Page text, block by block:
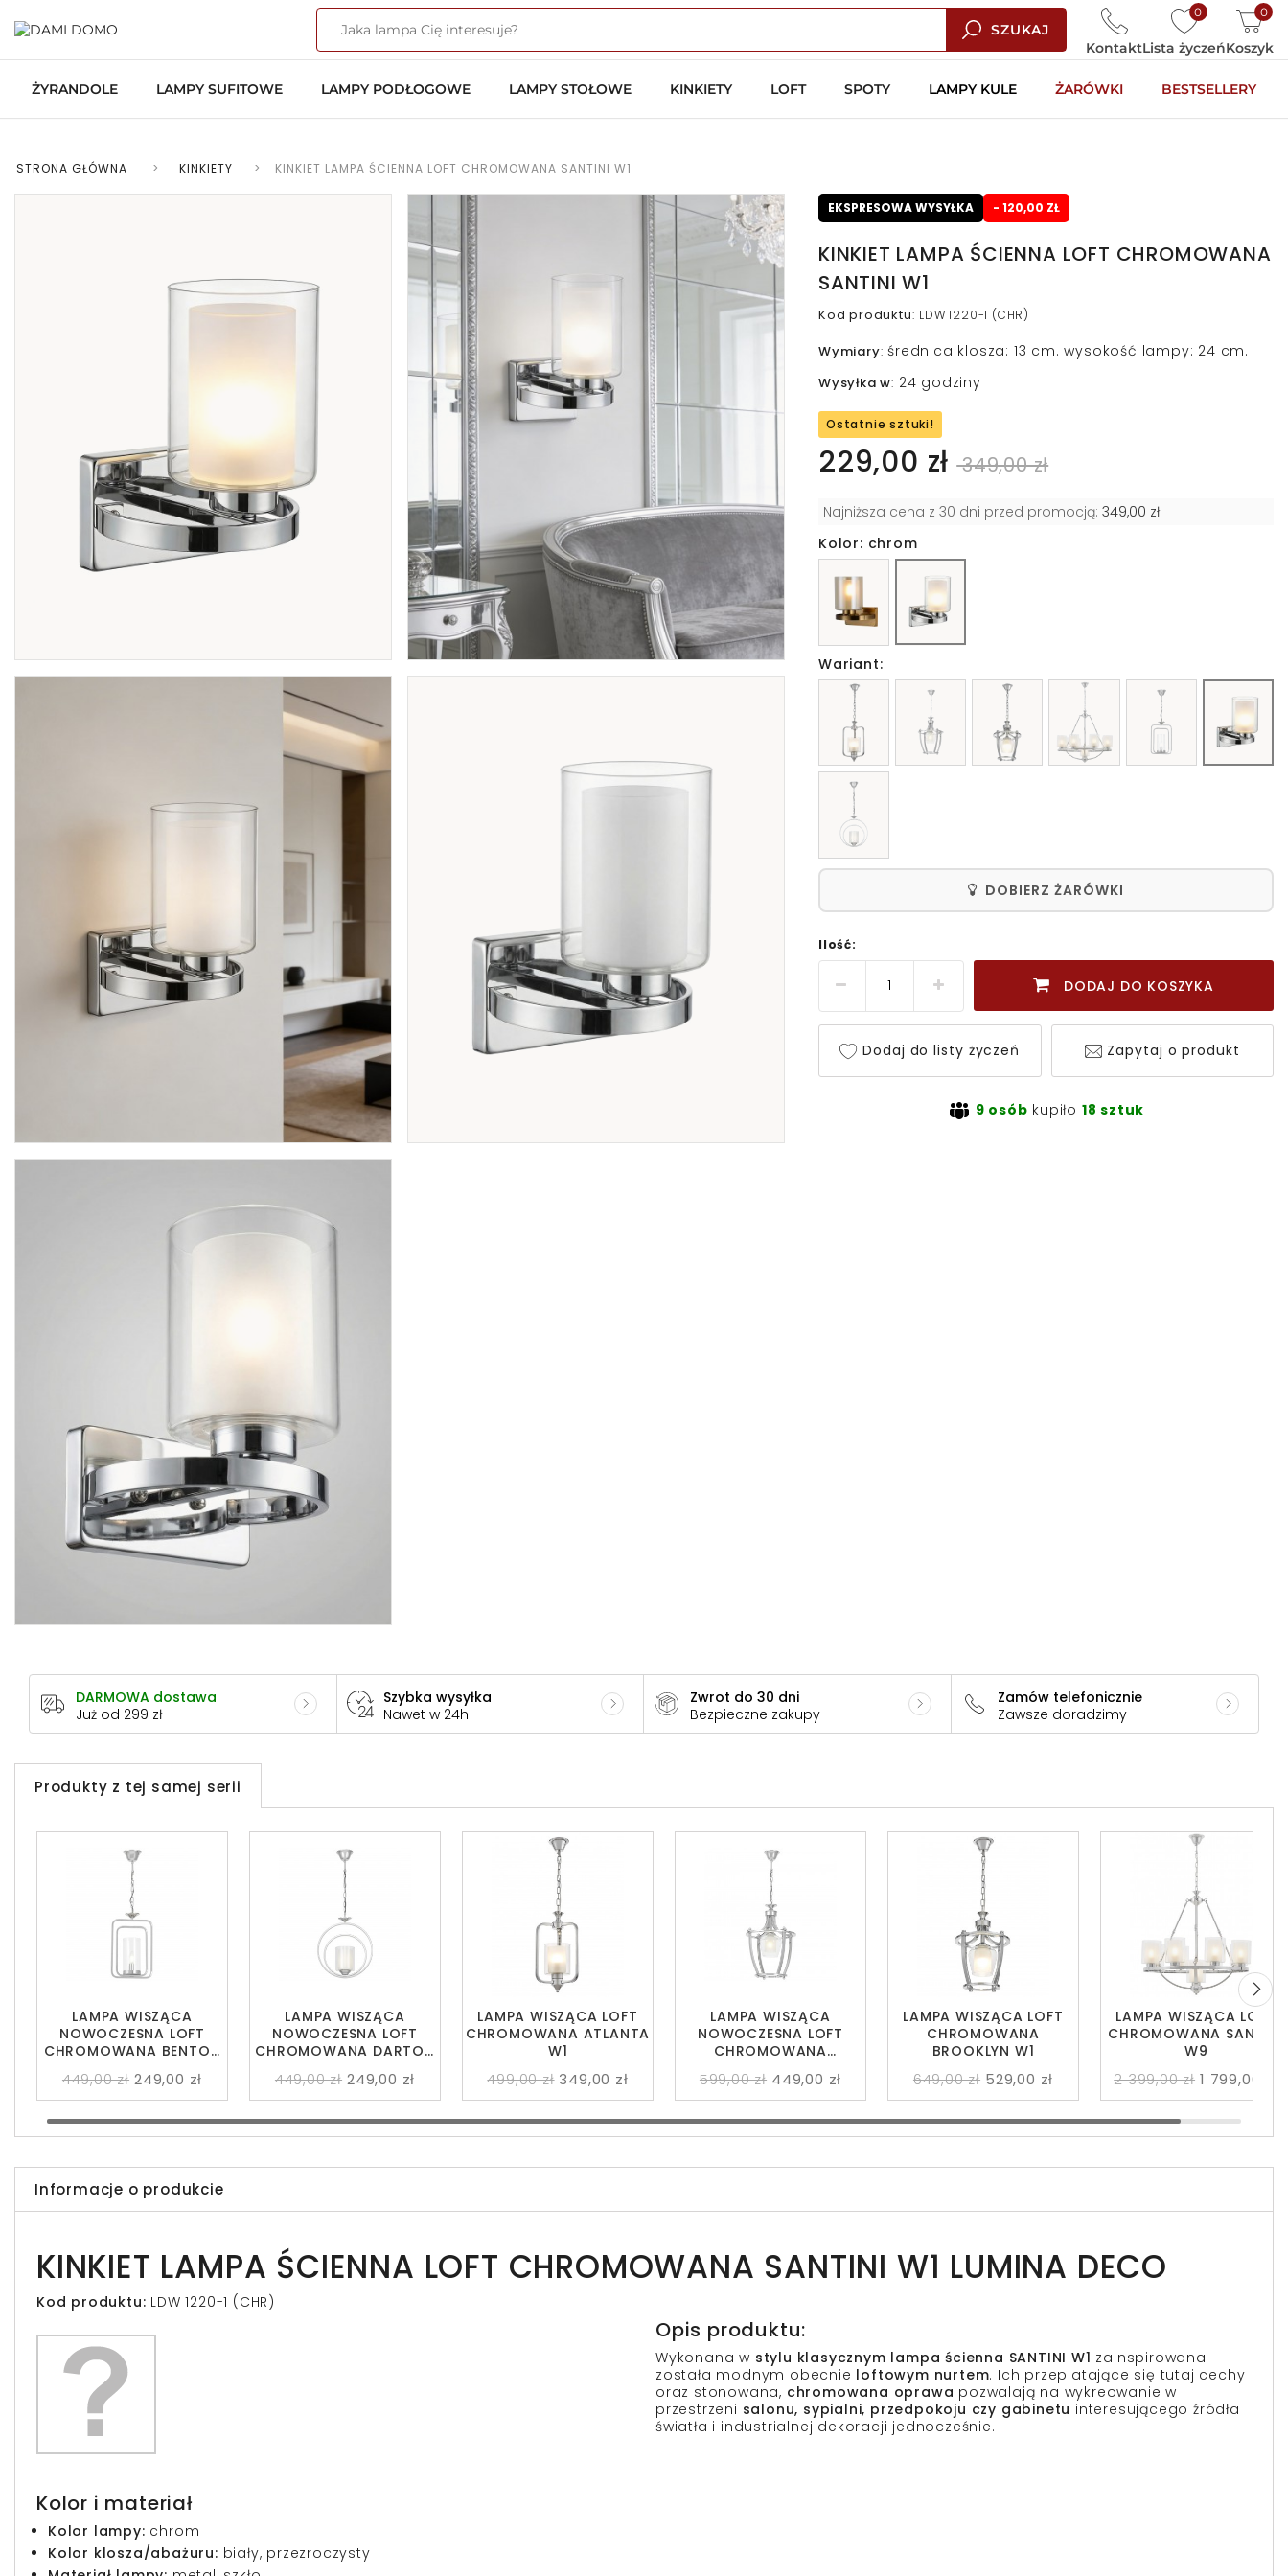
SZUKAJ
0
Lista życzeń
0
Koszyk
Kontakt
ŻYRANDOLE LAMPY SUFITOWE LAMPY PODŁOGOWE LAMPY STOŁOWE KINKIETY LOFT SPOTY LAMPY KULE ŻARÓWKI BESTSELLERY
STRONA GŁÓWNA > KINKIETY > KINKIET LAMPA ŚCIENNA LOFT CHROMOWANA SANTINI W1
EKSPRESOWA WYSYŁKA - 120,00 ZŁ
KINKIET LAMPA ŚCIENNA LOFT CHROMOWANA
SANTINI W1
Kod produktu: LDW 1220-1 (CHR)
Wymiary: średnica klosza: 13 cm. wysokość lampy: 24 cm.
Wysyłka w: 24 godziny
Ostatnie sztuki!
229,00 zł 349,00 zł
Najniższa cena z 30 dni przed promocją: 349,00 zł
Kolor: chrom
Wariant:
DOBIERZ ŻARÓWKI
Ilość:
DODAJ DO KOSZYKA
Dodaj do listy życzeń Zapytaj o produkt
9 osób kupiło 18 sztuk
DARMOWA dostawa
Już od 299 zł
Szybka wysyłka
Nawet w 24h
Zwrot do 30 dni
Bezpieczne zakupy
Zamów telefonicznie
Zawsze doradzimy
Produkty z tej samej serii
LAMPA WISZĄCA LOFT
CHROMOWANA SANTINI
W9
2 399,00 zł 1 799,00 zł
LAMPA WISZĄCA LOFT
CHROMOWANA
BROOKLYN W1
649,00 zł 529,00 zł
LAMPA WISZĄCA LOFT
CHROMOWANA ATLANTA
W1
499,00 zł 349,00 zł
LAMPA WISZĄCA
NOWOCZESNA LOFT
CHROMOWANA BENTON
449,00 zł 249,00 zł
LAMPA WISZĄCA
NOWOCZESNA LOFT
CHROMOWANA
599,00 zł 449,00 zł
LAMPA WISZĄCA
NOWOCZESNA LOFT
CHROMOWANA DARTON
449,00 zł 249,00 zł
Informacje o produkcie
KINKIET LAMPA ŚCIENNA LOFT CHROMOWANA SANTINI W1 LUMINA DECO
Kod produktu: LDW 1220-1 (CHR)
Opis produktu:
Wykonana w stylu klasycznym lampa ścienna SANTINI W1 zainspirowana
została modnym obecnie loftowym nurtem. Ich przeplatające się tutaj cechy
oraz stonowana, chromowana oprawa pozwalają na wykreowanie w
przestrzeni salonu, sypialni, przedpokoju czy gabinetu interesującego źródła
światła i industrialnej dekoracji jednocześnie.
Kolor i materiał
Kolor lampy: chrom
Kolor klosza/abażuru: biały, przezroczysty